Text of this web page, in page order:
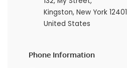
Kingston, New York 12401
United States
Phone Information